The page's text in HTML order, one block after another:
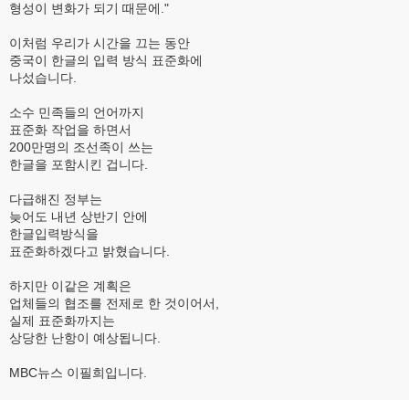
형성이 변화가 되기 때문에."
이처럼 우리가 시간을 끄는 동안
중국이 한글의 입력 방식 표준화에
나섰습니다.
소수 민족들의 언어까지
표준화 작업을 하면서
200만명의 조선족이 쓰는
한글을 포함시킨 겁니다.
다급해진 정부는
늦어도 내년 상반기 안에
한글입력방식을
표준화하겠다고 밝혔습니다.
하지만 이같은 계획은
업체들의 협조를 전제로 한 것이어서,
실제 표준화까지는
상당한 난항이 예상됩니다.
MBC뉴스 이필희입니다.